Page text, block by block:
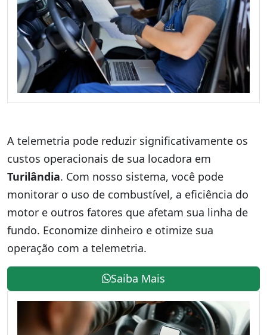
A telemetria pode reduzir significativamente os
custos operacionais de sua locadora em
Turilândia. Com nosso sistema, você pode
monitorar o uso de combustível, a eficiência do
motor e outros fatores que afetam sua linha de
fundo. Economize dinheiro e otimize sua
operação com a telemetria.
Saiba Mais